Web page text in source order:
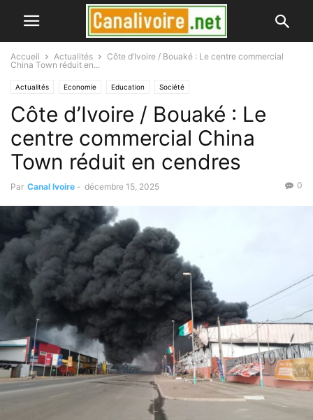
Accueil Actualités
Côte d’Ivoire / Bouaké : Le centre commercial
China Town réduit en...
Actualités Economie Education Société
Côte d’Ivoire / Bouaké : Le
centre commercial China
Town réduit en cendres
Par Canal Ivoire - décembre 15, 2025 0